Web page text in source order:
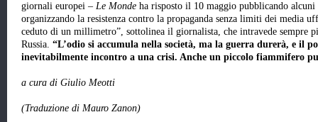
giornali europei – Le Monde ha risposto il 10 maggio pubblicando
organizzando la resistenza contro la propaganda senza limiti dei media
ceduto di un millimetro”, sottolinea il giornalista, che intravede sempre
Russia. “L’odio si accumula nella società, ma la guerra durerà, e il
inevitabilmente incontro a una crisi. Anche un piccolo fiammifero
a cura di Giulio Meotti
(Traduzione di Mauro Zanon)